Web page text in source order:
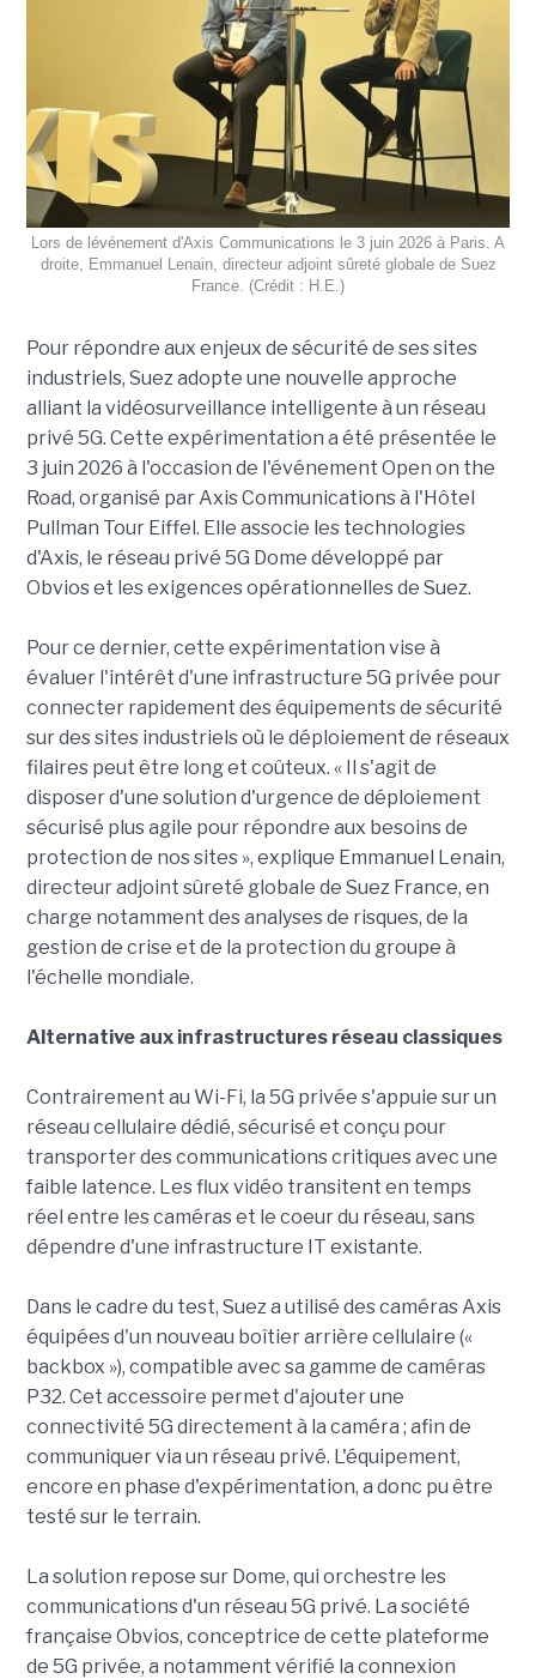
Lors de lévénement d'Axis Communications le 3 juin 2026 à Paris. A
droite, Emmanuel Lenain, directeur adjoint sûreté globale de Suez
France. (Crédit : H.E.)
Pour répondre aux enjeux de sécurité de ses sites
industriels, Suez adopte une nouvelle approche
alliant la vidéosurveillance intelligente à un réseau
privé 5G. Cette expérimentation a été présentée le
3 juin 2026 à l'occasion de l'événement Open on the
Road, organisé par Axis Communications à l'Hôtel
Pullman Tour Eiffel. Elle associe les technologies
d'Axis, le réseau privé 5G Dome développé par
Obvios et les exigences opérationnelles de Suez.
Pour ce dernier, cette expérimentation vise à
évaluer l'intérêt d'une infrastructure 5G privée pour
connecter rapidement des équipements de sécurité
sur des sites industriels où le déploiement de réseaux
filaires peut être long et coûteux. « Il s'agit de
disposer d'une solution d'urgence de déploiement
sécurisé plus agile pour répondre aux besoins de
protection de nos sites », explique Emmanuel Lenain,
directeur adjoint sûreté globale de Suez France, en
charge notamment des analyses de risques, de la
gestion de crise et de la protection du groupe à
l'échelle mondiale.
Alternative aux infrastructures réseau classiques
Contrairement au Wi-Fi, la 5G privée s'appuie sur un
réseau cellulaire dédié, sécurisé et conçu pour
transporter des communications critiques avec une
faible latence. Les flux vidéo transitent en temps
réel entre les caméras et le coeur du réseau, sans
dépendre d'une infrastructure IT existante.
Dans le cadre du test, Suez a utilisé des caméras Axis
équipées d'un nouveau boîtier arrière cellulaire («
backbox »), compatible avec sa gamme de caméras
P32. Cet accessoire permet d'ajouter une
connectivité 5G directement à la caméra ; afin de
communiquer via un réseau privé. L'équipement,
encore en phase d'expérimentation, a donc pu être
testé sur le terrain.
La solution repose sur Dome, qui orchestre les
communications d'un réseau 5G privé. La société
française Obvios, conceptrice de cette plateforme
de 5G privée, a notamment vérifié la connexion